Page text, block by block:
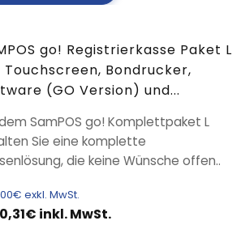
go! Registrierkasse Paket L
Touchscreen, Bondrucker,
(GO Version) und...
SamPOS go! Komplettpaket L
Sie eine komplette
die keine Wünsche offen..
exkl. MwSt.
inkl. MwSt.